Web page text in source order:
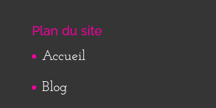
Plan du site
Accueil
Blog